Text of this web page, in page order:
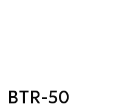
BTR-50